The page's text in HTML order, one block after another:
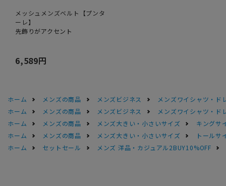
メッシュメンズベルト【プンタ
ーレ】
先飾りがアクセント
6,589円
ホーム メンズの商品 メンズビジネス
メンズワイシャツ・ド
ホーム
メンズの商品 メンズビジネス
メンズワイシャツ・ド
ホーム
メンズの商品 メンズ大きい・小さいサイズ
キングサ
ホーム
メンズの商品 メンズ大きい・小さいサイズ
トールサ
ホーム
セットセール メンズ 洋品・カジュアル2BUY10%OFF